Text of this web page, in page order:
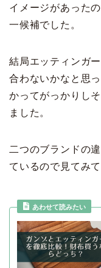
イメージがあった
一候補でした。
結局エッティンガ
合わないかなと思
かってがっかりし
ました。
二つのブランドの
ているので見てみて